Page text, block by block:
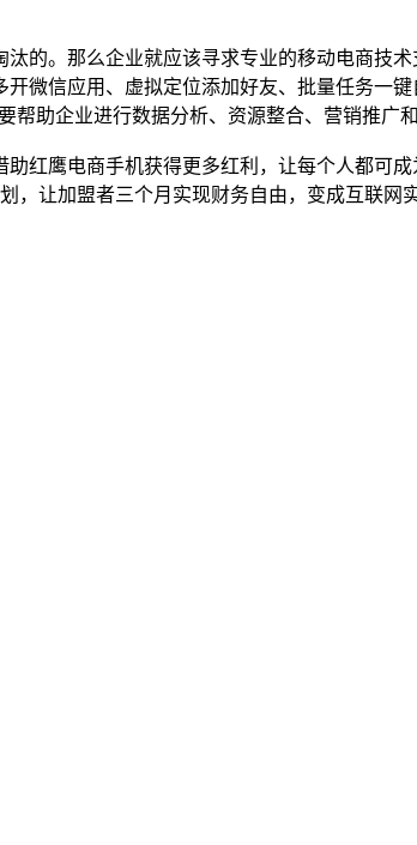
的。那么企业就应该寻求专业的移动电商技
开微信应用、虚拟定位添加好友、批量任务一
助企业进行数据分析、资源整合、营销推广和
红鹰电商手机获得更多红利，让每个人都可
让加盟者三个月实现财务自由，变成互联网